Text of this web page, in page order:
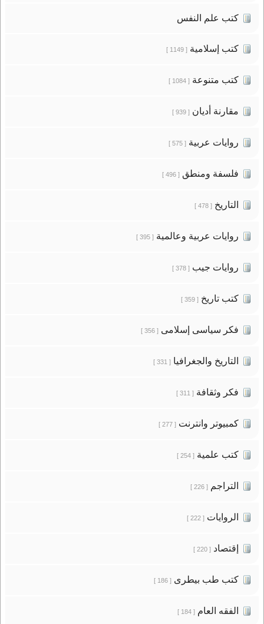
كتب علم النفس
كتب إسلامية[ 1149 ]
كتب متنوعة[ 1084 ]
مقارنة أديان[ 939 ]
روايات عربية[ 575 ]
فلسفة ومنطق[ 496 ]
التاريخ[ 478 ]
روايات عربية وعالمية[ 395 ]
روايات جيب[ 378 ]
كتب تاريخ[ 359 ]
فكر سياسى إسلامى[ 356 ]
التاريخ والجغرافيا[ 331 ]
فكر وثقافة[ 311 ]
كمبيوتر وانترنت[ 277 ]
كتب علمية[ 254 ]
التراجم[ 226 ]
الروايات[ 222 ]
إقتصاد[ 220 ]
كتب طب بيطرى[ 186 ]
الفقه العام[ 184 ]